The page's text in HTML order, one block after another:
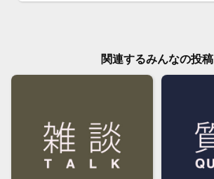
関連するみんなの投稿